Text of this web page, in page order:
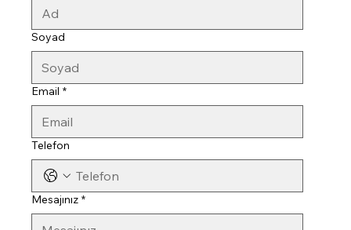
Soyad
Email *
Telefon
Mesajınız *